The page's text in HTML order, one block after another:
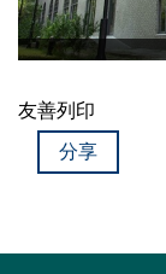
友善列印
分享